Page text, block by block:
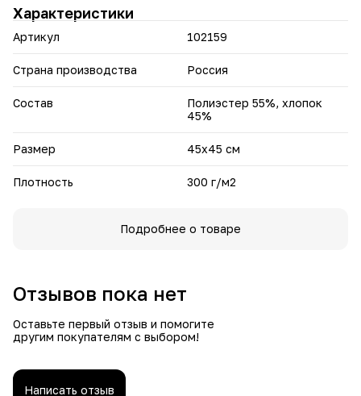
кресел, кроватей и создания акцентных деталей в
классическом, прованском или скандинавском стиле.
• Экологичность: плотная натуральная или смесовая
Преобразите свой дом с чехлом-гобеленом — красота,
Характеристики
Артикул 102159
Страна производства Россия
Состав
Полиэстер 55%, хлопок
45%
Размер 45х45 см
Плотность 300 г/м2
Подробнее о товаре
Отзывов пока нет
Оставьте первый отзыв и помогите
другим покупателям с выбором!
Написать отзыв